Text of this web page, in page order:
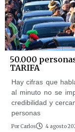
50.000
TARIFA
Hay cifras que
al minuto no se
credibilidad y
personas
Por Carlos 4 agosto